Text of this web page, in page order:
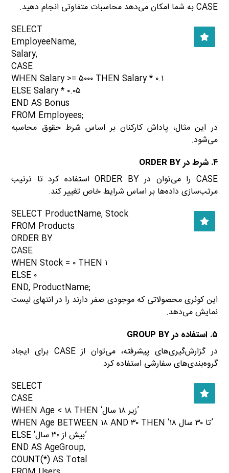
CASE به شما امکان می‌دهد محاسبات متفاوتی انجام دهید.
SELECT
EmployeeName,
Salary,
CASE
WHEN Salary >= ۵۰۰۰ THEN Salary * ۰.۱
ELSE Salary * ۰.۰۵
END AS Bonus
FROM Employees;
در این مثال، پاداش کارکنان بر اساس شرط حقوق محاسبه
می‌شود.
۴. شرط در ORDER BY
CASE را می‌توان در ORDER BY استفاده کرد تا ترتیب
مرتب‌سازی داده‌ها بر اساس شرایط خاص تغییر کند.
SELECT ProductName, Stock
FROM Products
ORDER BY
CASE
WHEN Stock = ۰ THEN ۱
ELSE ۰
END, ProductName;
این کوئری محصولاتی که موجودی صفر دارند را در انتهای لیست
نمایش می‌دهد.
۵. استفاده در GROUP BY
در گزارش‌گیری‌های پیشرفته، می‌توان از CASE برای ایجاد
گروه‌بندی‌های سفارشی استفاده کرد.
SELECT
CASE
WHEN Age < ۱۸ THEN ‘زیر ۱۸ سال’
WHEN Age BETWEEN ۱۸ AND ۳۰ THEN ‘۱۸ تا ۳۰ سال’
ELSE ‘بیش از ۳۰ سال’
END AS AgeGroup,
COUNT(*) AS Total